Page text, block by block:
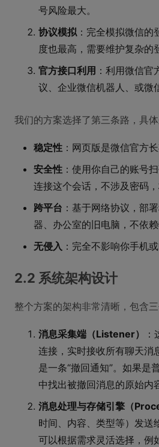
号风险最大。
协议模拟 ：完全模拟微信
度也最高，需要维护复杂的
官方接口利用 ：利用微信
议、企业微信机器人、或微
我们的方案选择了第三条路，具
稳定性 ：网页版是微信官方
安全性 ：使用你自己的账号
连接这个会话，不涉及密码
跨平台 ：基于网络协议，部
器、办公室的旧电脑，不依赖
无侵入 ：完全不影响你手机
2.2 系统架构设计
整个方案的架构非常清晰，包含三
消息采集端（Listener）
连接，实时接收所有聊天消
是一条“撤回通知”。如果是
中找出被撤回消息的原始内
消息处理与存储引擎（
时间、内容、类型等）发送
可以根据需求灵活选择，例